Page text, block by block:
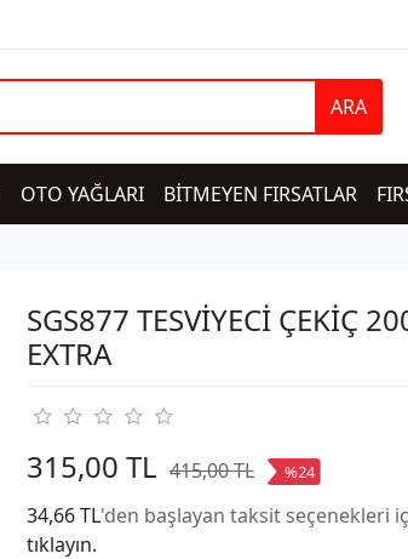
ARA
OTO YAĞLARI BİTMEYEN FIRSATLAR
SGS877 TESVİYECİ ÇEKİÇ
EXTRA
315,00 TL 415,00 TL %24
34,66 TL'den başlayan taksit seçenekleri
tıklayın.